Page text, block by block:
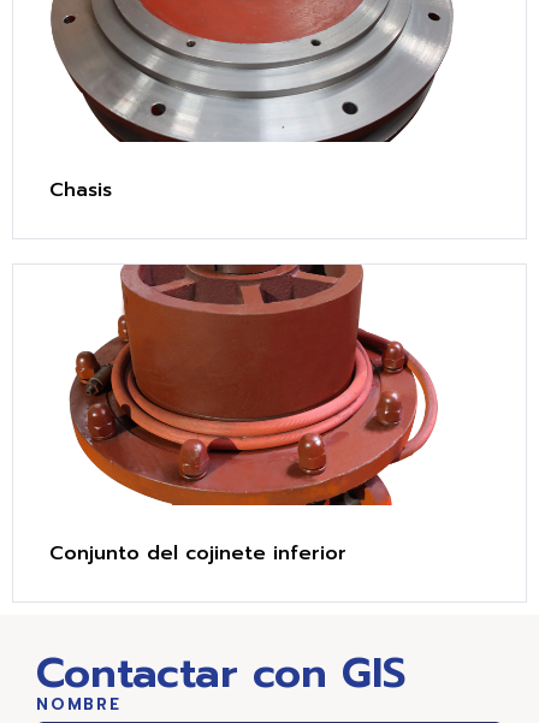
Chasis
Conjunto del cojinete inferior
Contactar con GIS
NOMBRE